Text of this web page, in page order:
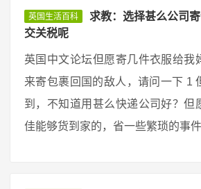
英国生活百科
求教：选择甚么公司
交关税呢
英国中文论坛但愿寄几件衣服给我
来寄包裹回国的敌人，请问一下 1
到，不知道用甚么快递公司好？但
佳能够货到家的，省一些繁琐的事